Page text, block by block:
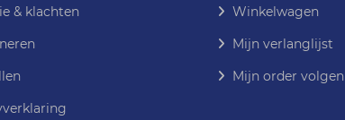
& klachten
Winkelwagen
Mijn verlanglijst
Mijn order volgen